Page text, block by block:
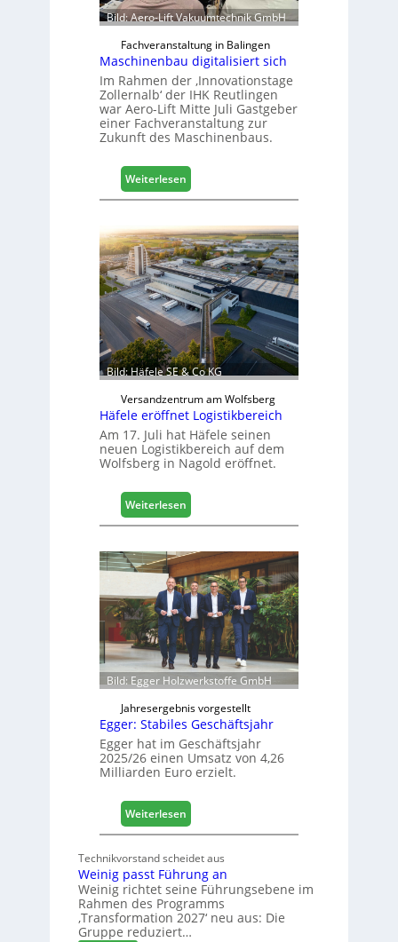
h
e
e
r
ö
r
t
e
r
Z
u
u
n
f
t
Bild: Aero-Lift Vakuumtechnik GmbH
Fachveranstaltung in Balingen
Maschinenbau digitalisiert sich
Im Rahmen der ‚Innovationstage
Zollernalb‘ der IHK Reutlingen
war Aero-Lift Mitte Juli Gastgeber
einer Fachveranstaltung zur
Zukunft des Maschinenbaus.
Weiterlesen:
M
s
c
h
i
n
e
n
b
a
u
d
i
g
i
t
i
i
e
r
t
s
c
h
Bild: Häfele SE & Co KG
Versandzentrum am Wolfsberg
Häfele eröffnet Logistikbereich
Am 17. Juli hat Häfele seinen
neuen Logistikbereich auf dem
Wolfsberg in Nagold eröffnet.
Weiterlesen:
H
f
e
l
e
e
r
ö
f
f
n
e
t
L
o
s
i
k
b
e
r
Bild: Egger Holzwerkstoffe GmbH
Jahresergebnis vorgestellt
Egger: Stabiles Geschäftsjahr
Egger hat im Geschäftsjahr
2025/26 einen Umsatz von 4,26
Milliarden Euro erzielt.
Weiterlesen:
E
g
e
r
:
Technikvorstand scheidet aus
Weinig passt Führung an
Weinig richtet seine Führungsebene im
Rahmen des Programms
‚Transformation 2027‘ neu aus: Die
Gruppe reduziert…